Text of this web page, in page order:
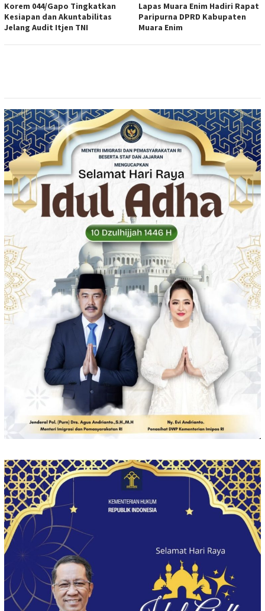
Korem 044/Gapo Tingkatkan
Kesiapan dan Akuntabilitas
Jelang Audit Itjen TNI
Lapas Muara Enim Hadiri Rapat
Paripurna DPRD Kabupaten
Muara Enim